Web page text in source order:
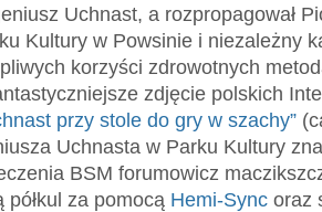
Uchnast, a rozpropagował
Kultury w Powsinie i niezależny
korzyści zdrowotnych
zdjęcie polskich
przy stole do gry w szachy”
Uchnasta w Parku Kultury
BSM forumowicz
półkul za pomocą Hemi-Sync oraz